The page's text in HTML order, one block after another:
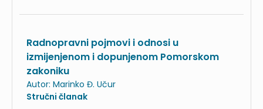
Radnopravni pojmovi i odnosi u
izmijenjenom i dopunjenom Pomorskom
zakoniku
Autor: Marinko Đ. Učur
Stručni članak